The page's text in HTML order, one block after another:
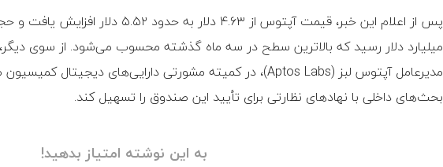
بحث‌های داخلی با نهادهای نظارتی برای تأیید این صندوق را تسهیل کند.
به این نوشته امتیاز بدهید!